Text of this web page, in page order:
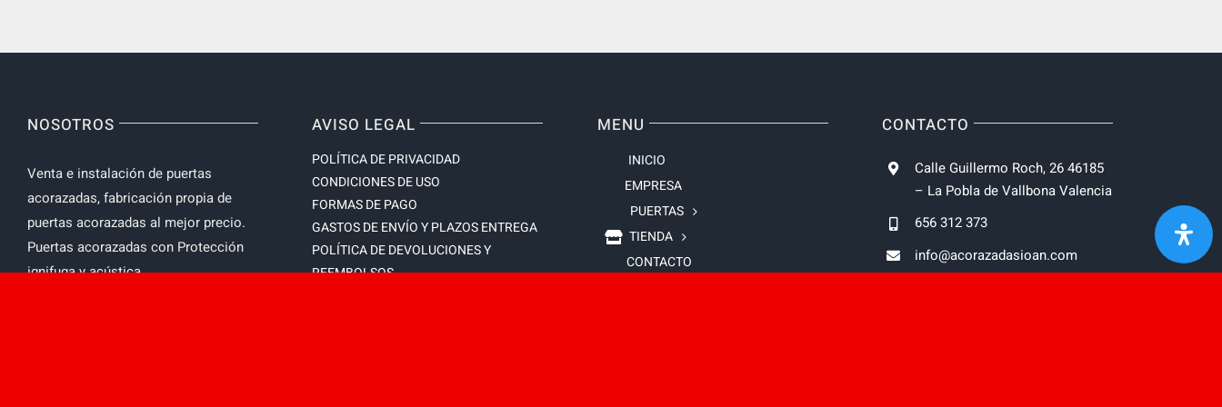
NOSOTROS
Venta e instalación de puertas
acorazadas, fabricación propia de
puertas acorazadas al mejor precio.
Puertas acorazadas con Protección
ignifuga y acústica.
AVISO LEGAL
POLÍTICA DE PRIVACIDAD
CONDICIONES DE USO
FORMAS DE PAGO
GASTOS DE ENVÍO Y PLAZOS ENTREGA
POLÍTICA DE DEVOLUCIONES Y
REEMBOLSOS
MENU
INICIO
EMPRESA
PUERTAS
TIENDA
CONTACTO
CONTACTO
Calle Guillermo Roch, 26 46185
– La Pobla de Vallbona Valencia
656 312 373
info@acorazadasioan.com